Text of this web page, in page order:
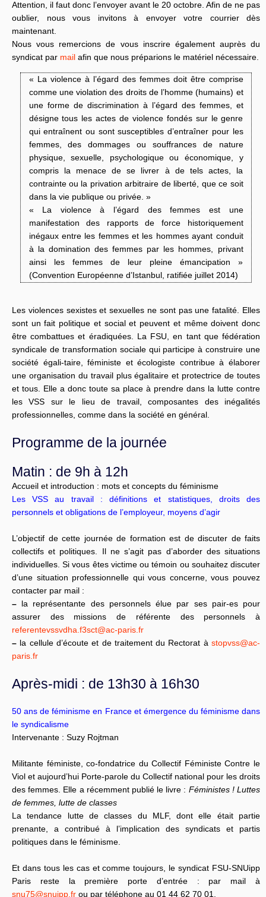
Attention, il faut donc l’envoyer avant le 20 octobre. Afin de ne pas
oublier, nous vous invitons à envoyer votre courrier dès
maintenant.
Nous vous remercions de vous inscrire également auprès du
syndicat par mail afin que nous préparions le matériel nécessaire.
« La violence à l’égard des femmes doit être comprise
comme une violation des droits de l’homme (humains) et
une forme de discrimination à l’égard des femmes, et
désigne tous les actes de violence fondés sur le genre
qui entraînent ou sont susceptibles d’entraîner pour les
femmes, des dommages ou souffrances de nature
physique, sexuelle, psychologique ou économique, y
compris la menace de se livrer à de tels actes, la
contrainte ou la privation arbitraire de liberté, que ce soit
dans la vie publique ou privée. »
« La violence à l’égard des femmes est une
manifestation des rapports de force historiquement
inégaux entre les femmes et les hommes ayant conduit
à la domination des femmes par les hommes, privant
ainsi les femmes de leur pleine émancipation »
(Convention Européenne d’Istanbul, ratifiée juillet 2014)
Les violences sexistes et sexuelles ne sont pas une fatalité. Elles
sont un fait politique et social et peuvent et même doivent donc
être combattues et éradiquées. La FSU, en tant que fédération
syndicale de transformation sociale qui participe à construire une
société égali-taire, féministe et écologiste contribue à élaborer
une organisation du travail plus égalitaire et protectrice de toutes
et tous. Elle a donc toute sa place à prendre dans la lutte contre
les VSS sur le lieu de travail, composantes des inégalités
professionnelles, comme dans la société en général.
Programme de la journée
Matin : de 9h à 12h
Accueil et introduction : mots et concepts du féminisme
Les VSS au travail : définitions et statistiques, droits des
personnels et obligations de l’employeur, moyens d’agir
L’objectif de cette journée de formation est de discuter de faits
collectifs et politiques. Il ne s’agit pas d’aborder des situations
individuelles. Si vous êtes victime ou témoin ou souhaitez discuter
d’une situation professionnelle qui vous concerne, vous pouvez
contacter par mail :
– la représentante des personnels élue par ses pair-es pour
assurer des missions de référente des personnels à
referentevssvdha.f3sct@ac-paris.fr
– la cellule d’écoute et de traitement du Rectorat à stopvss@ac-
paris.fr
Après-midi : de 13h30 à 16h30
50 ans de féminisme en France et émergence du féminisme dans
le syndicalisme
Intervenante : Suzy Rojtman
Militante féministe, co-fondatrice du Collectif Féministe Contre le
Viol et aujourd’hui Porte-parole du Collectif national pour les droits
des femmes. Elle a récemment publié le livre : Féministes ! Luttes
de femmes, lutte de classes
La tendance lutte de classes du MLF, dont elle était partie
prenante, a contribué à l’implication des syndicats et partis
politiques dans le féminisme.
Et dans tous les cas et comme toujours, le syndicat FSU-SNUipp
Paris reste la première porte d’entrée : par mail à
snu75@snuipp.fr ou par téléphone au 01 44 62 70 01.